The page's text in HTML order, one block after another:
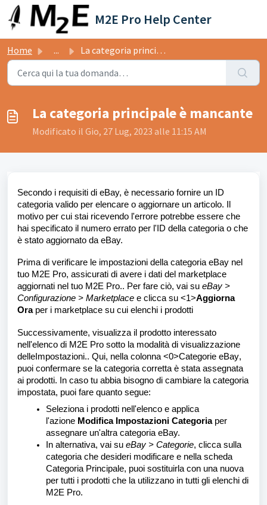
Salta al contenuto principale
M2E Pro Help Center
Home ... La categoria principale è mancante
La categoria principale è mancante
Modificato il Gio, 27 Lug, 2023 alle 11:15 AM
Secondo i requisiti di eBay, è necessario fornire un ID
categoria valido per elencare o aggiornare un articolo. Il
motivo per cui stai ricevendo l'errore potrebbe essere che
hai specificato il numero errato per l'ID della categoria o che
è stato aggiornato da eBay.
Prima di verificare le impostazioni della categoria eBay nel
tuo M2E Pro, assicurati di avere i dati del marketplace
aggiornati nel tuo M2E Pro.. Per fare ciò, vai su eBay >
Configurazione > Marketplace e clicca su <1>Aggiorna
Ora per i marketplace su cui elenchi i prodotti
Successivamente, visualizza il prodotto interessato
nell'elenco di M2E Pro sotto la modalità di visualizzazione
delle Impostazioni.. Qui, nella colonna <0>Categorie eBay,
puoi confermare se la categoria corretta è stata assegnata
ai prodotti. In caso tu abbia bisogno di cambiare la categoria
impostata, puoi fare quanto segue:
Seleziona i prodotti nell'elenco e applica
l'azione Modifica Impostazioni Categoriaper
assegnare un'altra categoria eBay.
In alternativa, vai su eBay > Categorie, clicca sulla
categoria che desideri modificare e nella scheda
Categoria Principale, puoi sostituirla con una nuova
per tutti i prodotti che la utilizzano in tutti gli elenchi di
M2E Pro.